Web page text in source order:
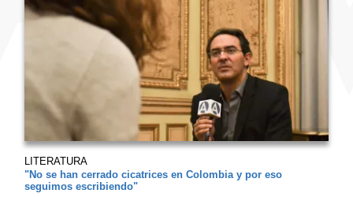
LITERATURA
"No se han cerrado cicatrices en Colombia y por eso
seguimos escribiendo"